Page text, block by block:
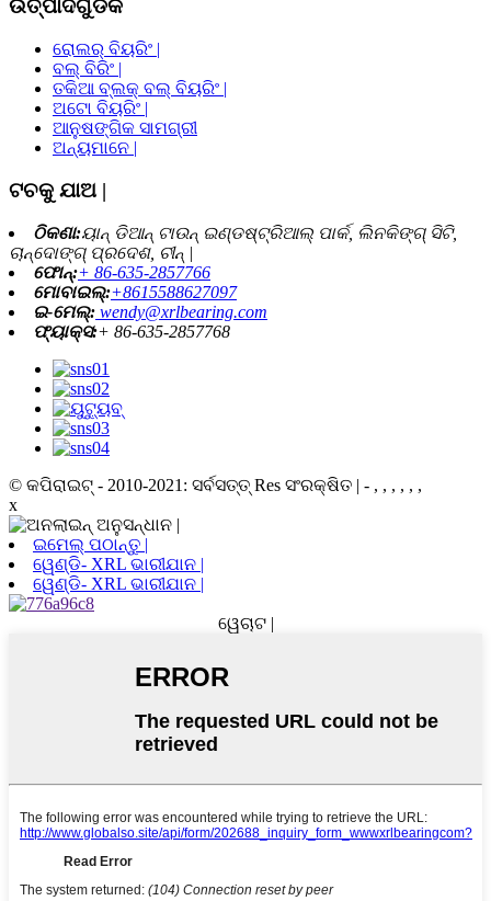
ଉତ୍ପାଦଗୁଡିକ
ରୋଲର୍ ବିୟରିଂ |
ବଲ୍ ବିରିଂ |
ତକିଆ ବ୍ଲକ୍ ବଲ୍ ବିୟରିଂ |
ଅଟୋ ବିୟରିଂ |
ଆନୁଷଙ୍ଗିକ ସାମଗ୍ରୀ
ଅନ୍ୟମାନେ |
ଟଚକୁ ଯାଅ |
ଠିକଣା:ୟାନ୍ ଡିଆନ୍ ଟାଉନ୍ ଇଣ୍ଡଷ୍ଟ୍ରିଆଲ୍ ପାର୍କ, ଲିନକିଙ୍ଗ୍ ସିଟି,
ଚାନ୍ଦୋଙ୍ଗ୍ ପ୍ରଦେଶ, ଚୀନ୍ |
ଫୋନ୍:+ 86-635-2857766
ମୋବାଇଲ୍:+8615588627097
ଇ-ମେଲ୍: wendy@xrlbearing.com
ଫ୍ୟାକ୍ସ:+ 86-635-2857768
© କପିରାଇଟ୍ - 2010-2021: ସର୍ବସତ୍ତ୍ Res ସଂରକ୍ଷିତ | - , , , , , ,
x
ଇମେଲ୍ ପଠାନ୍ତୁ |
ୱେଣ୍ଡି- XRL ଭାରୀଯାନ |
ୱେଣ୍ଡି- XRL ଭାରୀଯାନ |
ୱେଚାଟ |